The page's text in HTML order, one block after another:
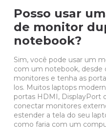
Posso usar
de monitor
notebook?
Sim, você pode usar um
com um notebook, desde
monitores e tenha as
los. Muitos laptops
portas HDMI, DisplayPort
conectar monitores
estender a tela do seu
como faria com um